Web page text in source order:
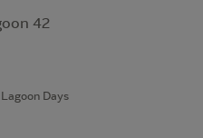
42
Lagoon Days